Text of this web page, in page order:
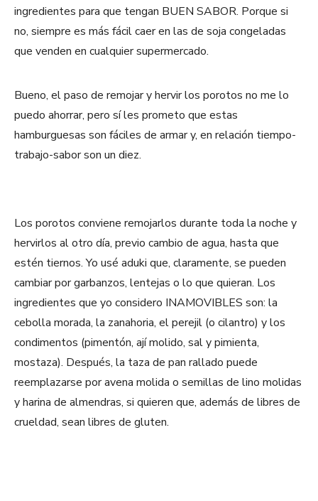
ingredientes para que tengan BUEN SABOR. Porque si
no, siempre es más fácil caer en las de soja congeladas
que venden en cualquier supermercado.
Bueno, el paso de remojar y hervir los porotos no me lo
puedo ahorrar, pero sí les prometo que estas
hamburguesas son fáciles de armar y, en relación tiempo-
trabajo-sabor son un diez.
Los porotos conviene remojarlos durante toda la noche y
hervirlos al otro día, previo cambio de agua, hasta que
estén tiernos. Yo usé aduki que, claramente, se pueden
cambiar por garbanzos, lentejas o lo que quieran. Los
ingredientes que yo considero INAMOVIBLES son: la
cebolla morada, la zanahoria, el perejil (o cilantro) y los
condimentos (pimentón, ají molido, sal y pimienta,
mostaza). Después, la taza de pan rallado puede
reemplazarse por avena molida o semillas de lino molidas
y harina de almendras, si quieren que, además de libres de
crueldad, sean libres de gluten.